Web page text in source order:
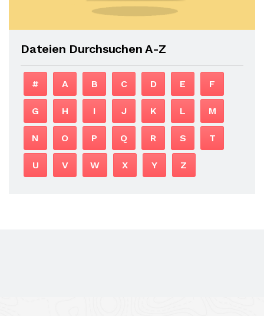
Dateien Durchsuchen A-Z
# A B C D E F
G H I J K L M
N O P Q R S T
U V W X Y Z